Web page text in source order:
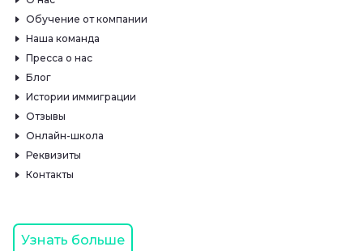
Обучение от компании
Наша команда
Пресса о нас
Блог
Истории иммиграции
Отзывы
Онлайн-школа
Реквизиты
Контакты
Узнать больше